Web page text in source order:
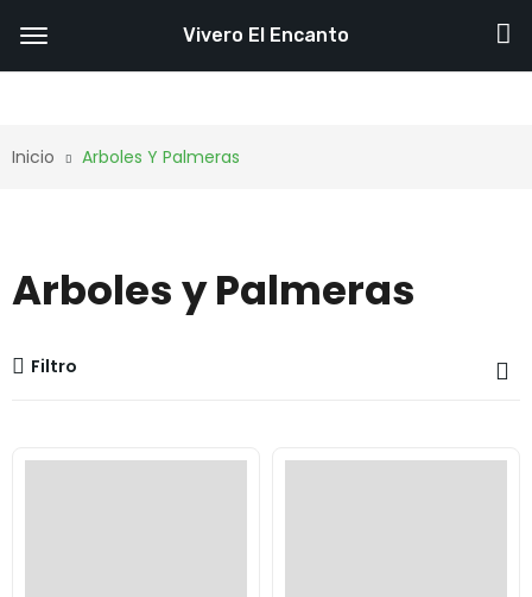
Inicio Arboles Y Palmeras
Arboles y Palmeras
Filtro
Vivero El Encanto